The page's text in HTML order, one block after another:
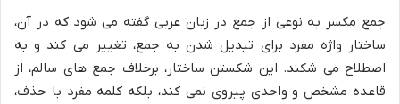
جمع مکسر به نوعی از جمع در زبان عربی گفته می شود که در آن،
ساختار واژه مفرد برای تبدیل شدن به جمع، تغییر می کند و به
اصطلاح می شکند. این شکستن ساختار، برخلاف جمع های سالم، از
قاعده مشخص و واحدی پیروی نمی کند، بلکه کلمه مفرد با حذف،